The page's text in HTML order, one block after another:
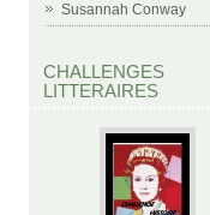
Susannah Conway
CHALLENGES
LITTERAIRES